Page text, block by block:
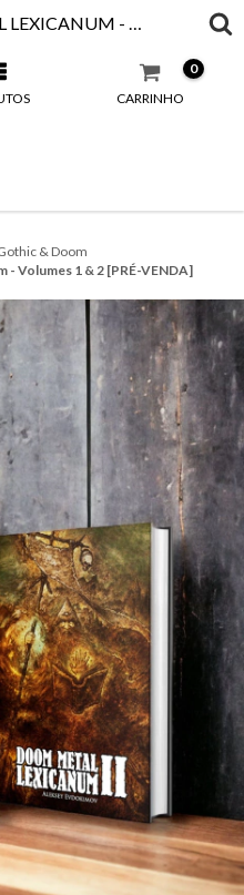
COMBO - DOOM METAL LEXICANUM - VOLUMES 1 & 2 [PRÉ-VENDA]
CARRINHO
0
& Doom
- Volumes 1 & 2 [PRÉ-VENDA]